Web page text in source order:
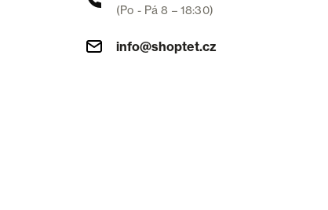
(Po - Pá 8 – 18:30)
info@shoptet.cz